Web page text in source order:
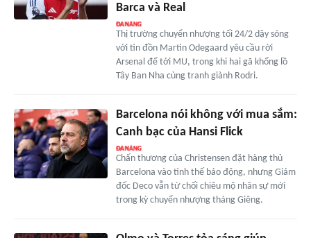
Barca và Real
Thị trường chuyển nhượng tối 24/2 dậy sóng
với tin đồn Martin Odegaard yêu cầu rời
Arsenal để tới MU, trong khi hai gã khổng lồ
Tây Ban Nha cùng tranh giành Rodri.
Barcelona nói không với mua sắm:
Canh bạc của Hansi Flick
Chấn thương của Christensen đặt hàng thủ
Barcelona vào tình thế báo động, nhưng Giám
đốc Deco vẫn từ chối chiêu mộ nhân sự mới
trong kỳ chuyển nhượng tháng Giêng.